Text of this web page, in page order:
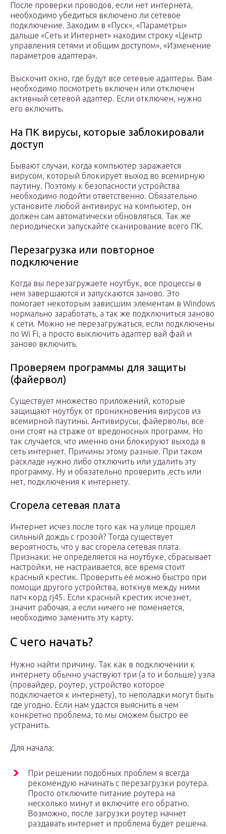
После проверки проводов, если нет интернета,
необходимо убедиться включено ли сетевое
подключение. Заходим в «Пуск», «Параметры»
дальше «Сеть и Интернет» находим строку «Центр
управления сетями и общим доступом», «Изменение
параметров адаптера».
Выскочит окно, где будут все сетевые адаптеры. Вам
необходимо посмотреть включен или отключен
активный сетевой адаптер. Если отключен, нужно
его включить.
На ПК вирусы, которые заблокировали
доступ
Бывают случаи, когда компьютер заражается
вирусом, который блокирует выход во всемирную
паутину. Поэтому к безопасности устройства
необходимо подойти ответственно. Обязательно
установите любой антивирус на компьютер, он
должен сам автоматически обновляться. Так же
периодически запускайте сканирование всего ПК.
Перезагрузка или повторное
подключение
Когда вы перезагружаете ноутбук, все процессы в
нем завершаются и запускаются заново. Это
помогает некоторым зависшим элементам в Windows
нормально заработать, а так же подключиться заново
к сети. Можно не перезагружаться, если подключены
по Wi Fi, а просто выключить адаптер вай фай и
заново включить.
Проверяем программы для защиты
(файервол)
Существует множество приложений, которые
защищают ноутбук от проникновения вирусов из
всемирной паутины. Антивирусы, файерволы, все
они стоят на страже от вредоносных программ. Но
так случается, что именно они блокируют выхода в
сеть интернет. Причины этому разные. При таком
раскладе нужно либо отключить или удалить эту
программу. Ну и обязательно проверить ,есть или
нет, подключения к интернету.
Сгорела сетевая плата
Интернет исчез после того как на улице прошел
сильный дождь с грозой? Тогда существует
вероятность, что у вас сгорела сетевая плата.
Признаки: не определяется на ноутбуке, сбрасывает
настройки, не настраивается, все время стоит
красный крестик. Проверить её можно быстро при
помощи другого устройства, воткнув между ними
патч корд rj45. Если красный крестик исчезнет,
значит рабочая, а если ничего не поменяется,
необходимо заменить эту карту.
С чего начать?
Нужно найти причину. Так как в подключении к
интернету обычно участвуют три (а то и больше) узла
(провайдер, роутер, устройство которое
подключается к интернету), то неполадки могут быть
где угодно. Если нам удастся выяснить в чем
конкретно проблема, то мы сможем быстро ее
устранить.
Для начала:
При решении подобных проблем я всегда
рекомендую начинать с перезагрузки роутера.
Просто отключите питание роутера на
несколько минут и включите его обратно.
Возможно, после загрузки роутер начнет
раздавать интернет и проблема будет решена.